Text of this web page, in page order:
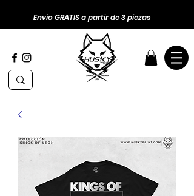
Envio GRATIS a partir de 3 piezas